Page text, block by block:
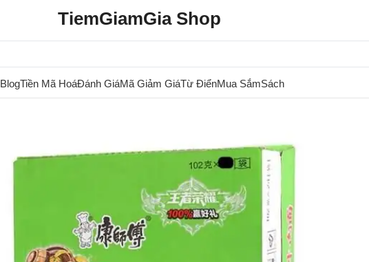
TiemGiamGia Shop
BlogTiền Mã HoáĐánh GiáMã Giảm GiáTừ ĐiểnMua SắmSách